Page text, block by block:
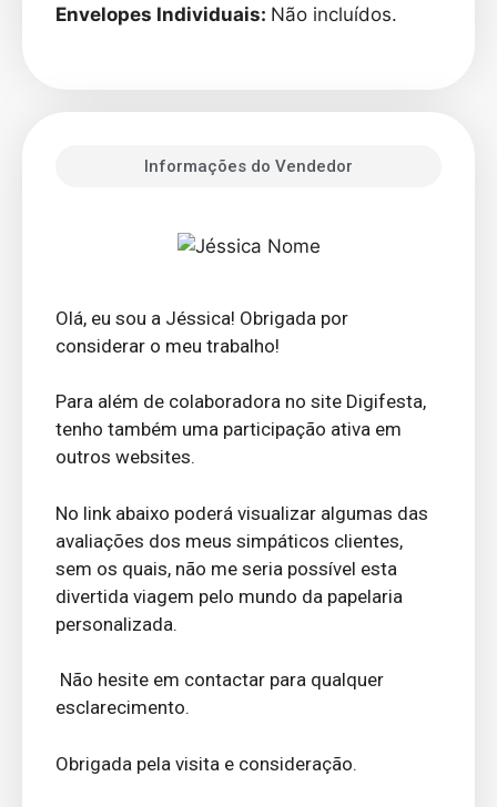
Envelopes Individuais: Não incluídos.
Informações do Vendedor
Olá, eu sou a Jéssica! Obrigada por
considerar o meu trabalho!
Para além de colaboradora no site Digifesta,
tenho também uma participação ativa em
outros websites.
No link abaixo poderá visualizar algumas das
avaliações dos meus simpáticos clientes,
sem os quais, não me seria possível esta
divertida viagem pelo mundo da papelaria
personalizada.
Não hesite em contactar para qualquer
esclarecimento.
Obrigada pela visita e consideração.